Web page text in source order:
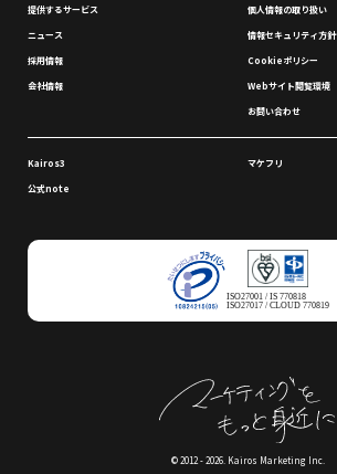
提供するサービス
ニュース
採⽤情報
会社情報
個⼈情報の取り扱い
情報セキュリティ⽅針
Cookieポリシー
Webサイト閲覧環境
お問い合わせ
Kairos3 マケフリ
公式note
ISO27001 / IS 770818
ISO27017 / CLOUD 770819
© 2012 - 2026. Kairos Marketing Inc.